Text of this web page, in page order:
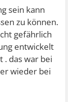
sein kann
zu können.
gefährlich
entwickelt
. das war bei
wieder bei